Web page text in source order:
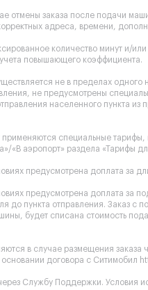
отмены заказа после подачи
адреса, времени,
количество минут и/
повышающего коэффициента.
не в пределах
не предусмотрены
населенного пункта
применяются специальные
«В аэропорт» раздела «Тарифы
предусмотрена доплата за
предусмотрена доплата за
до пункта отправления. Заказ с
будет списана стоимость
в случае размещения заказа
договора с Ситимобил
Службу Поддержки. Условия